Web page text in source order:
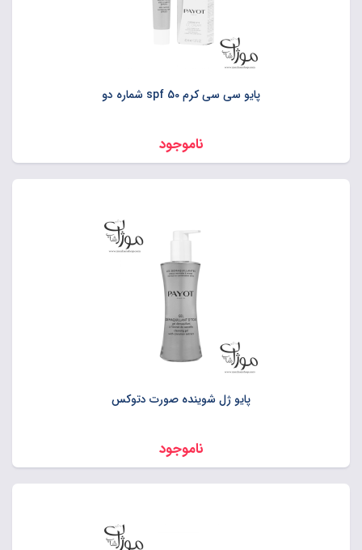
پایو سی سی کرم spf 50 شماره دو
ناموجود
پایو ژل شوینده صورت دتوکس
ناموجود